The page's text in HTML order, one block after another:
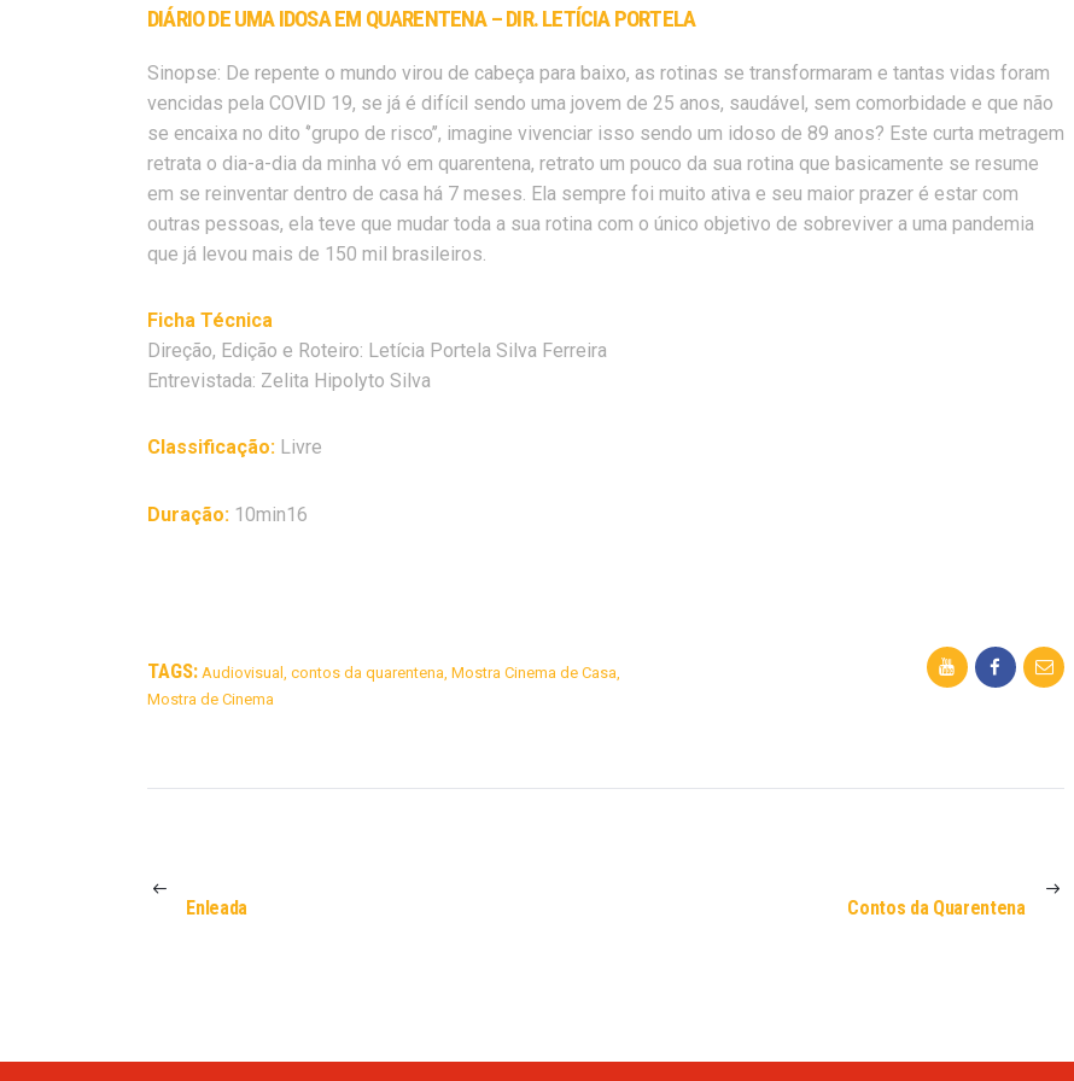
DIÁRIO DE UMA IDOSA EM QUARENTENA – DIR. LETÍCIA PORTELA
Sinopse: De repente o mundo virou de cabeça para baixo, as rotinas se transformaram e tantas vidas foram
vencidas pela COVID 19, se já é difícil sendo uma jovem de 25 anos, saudável, sem comorbidade e que não
se encaixa no dito ‘’grupo de risco’’, imagine vivenciar isso sendo um idoso de 89 anos? Este curta metragem
retrata o dia-a-dia da minha vó em quarentena, retrato um pouco da sua rotina que basicamente se resume
em se reinventar dentro de casa há 7 meses. Ela sempre foi muito ativa e seu maior prazer é estar com
outras pessoas, ela teve que mudar toda a sua rotina com o único objetivo de sobreviver a uma pandemia
que já levou mais de 150 mil brasileiros.
Ficha Técnica
Direção, Edição e Roteiro: Letícia Portela Silva Ferreira
Entrevistada: Zelita Hipolyto Silva
Classificação: Livre
Duração: 10min16
TAGS: Audiovisual contos da quarentena Mostra Cinema de Casa
Mostra de Cinema
ANTERIOR
Enleada
PRÓXIMA
Contos da Quarentena